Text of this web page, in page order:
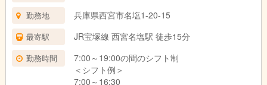
勤務地 兵庫県西宮市名塩1-20-15
最寄駅 JR宝塚線 西宮名塩駅 徒歩15分
勤務時間
7:00～19:00の間のシフト制
＜シフト例＞
7:00～16:30